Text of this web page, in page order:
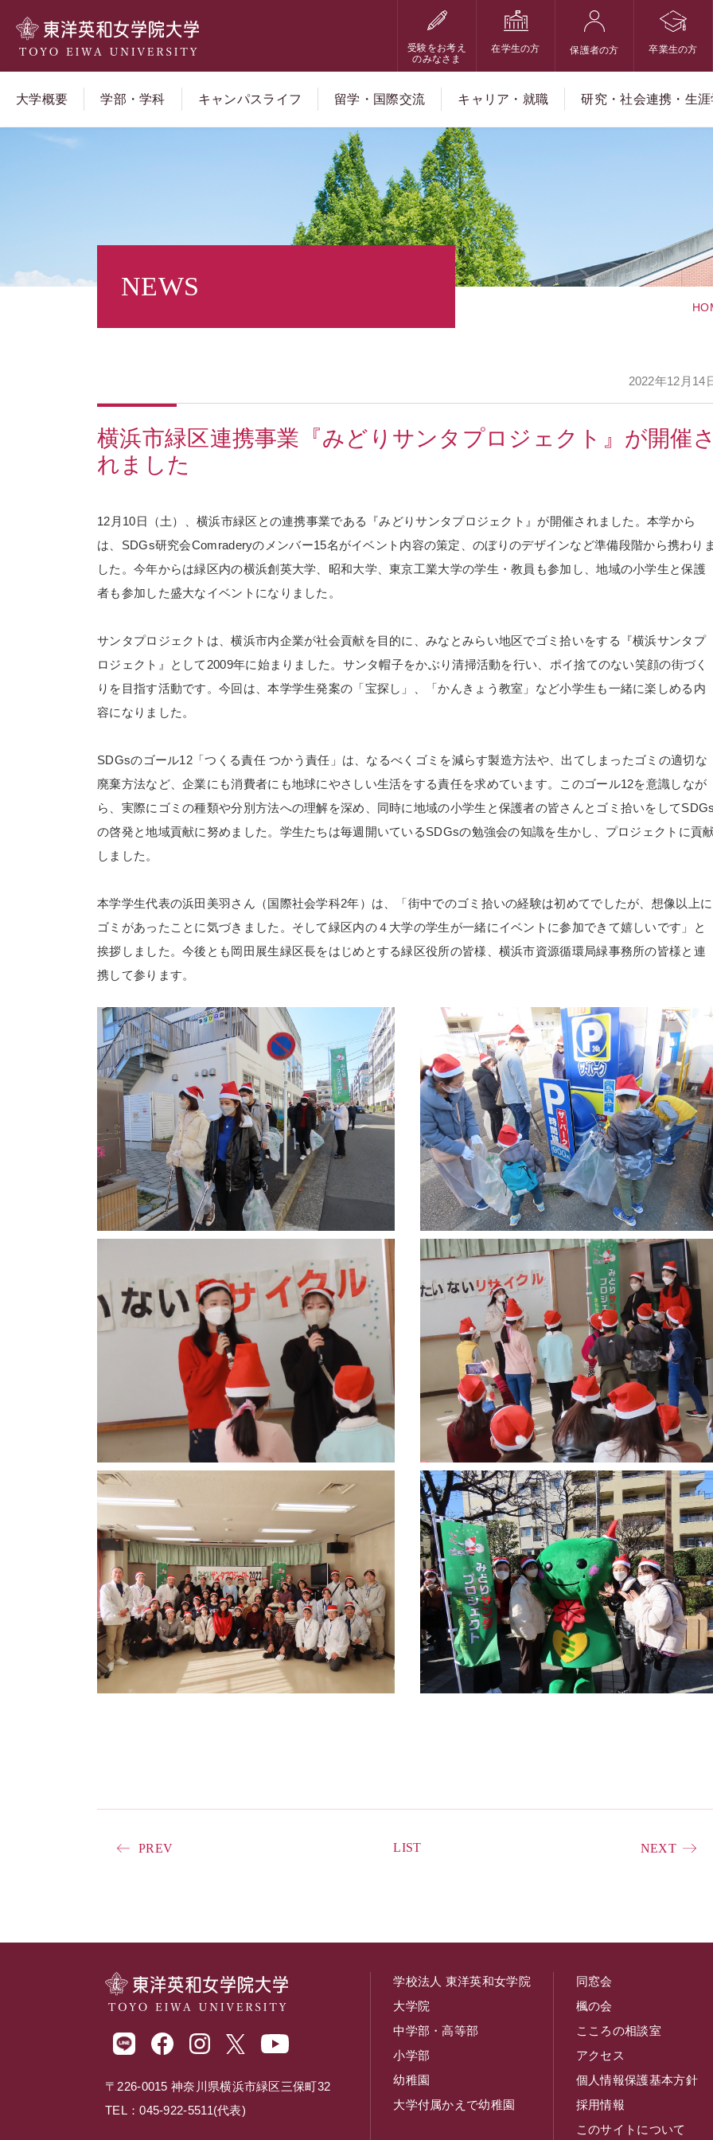
受験をお考え
のみなさま
在学生の方 保護者の方 卒業生の方
大学概要 学部・学科 キャンパスライフ 留学・国際交流 キャリア・就職 研究・社会連携・生
NEWS
2022年12月14
横浜市緑区連携事業『みどりサンタプロジェクト』が開催
れました
12月10日（土）、横浜市緑区との連携事業である『みどりサンタプロジェクト』が開催されました。本学から
は、SDGs研究会Comraderyのメンバー15名がイベント内容の策定、のぼりのデザインなど準備段階から携わり
した。今年からは緑区内の横浜創英大学、昭和大学、東京工業大学の学生・教員も参加し、地域の小学生と保護
者も参加した盛大なイベントになりました。
サンタプロジェクトは、横浜市内企業が社会貢献を目的に、みなとみらい地区でゴミ拾いをする『横浜サンタプ
ロジェクト』として2009年に始まりました。サンタ帽子をかぶり清掃活動を行い、ポイ捨てのない笑顔の街づく
りを目指す活動です。今回は、本学学生発案の「宝探し」、「かんきょう教室」など小学生も一緒に楽しめる内
容になりました。
SDGsのゴール12「つくる責任 つかう責任」は、なるべくゴミを減らす製造方法や、出てしまったゴミの適切な
廃棄方法など、企業にも消費者にも地球にやさしい生活をする責任を求めています。このゴール12を意識しなが
ら、実際にゴミの種類や分別方法への理解を深め、同時に地域の小学生と保護者の皆さんとゴミ拾いをして
の啓発と地域貢献に努めました。学生たちは毎週開いているSDGsの勉強会の知識を生かし、プロジェクトに貢
しました。
本学学生代表の浜田美羽さん（国際社会学科2年）は、「街中でのゴミ拾いの経験は初めてでしたが、想像以上に
ゴミがあったことに気づきました。そして緑区内の４大学の学生が一緒にイベントに参加できて嬉しいです」と
挨拶しました。今後とも岡田展生緑区長をはじめとする緑区役所の皆様、横浜市資源循環局緑事務所の皆様と連
携して参ります。
PREV LIST NEXT
〒226-0015 神奈川県横浜市緑区三保町32
TEL：045-922-5511(代表)
学校法人 東洋英和女学院
大学院
中学部・高等部
小学部
幼稚園
大学付属かえで幼稚園
同窓会
楓の会
こころの相談室
アクセス
個人情報保護基本方針
採用情報
このサイトについて